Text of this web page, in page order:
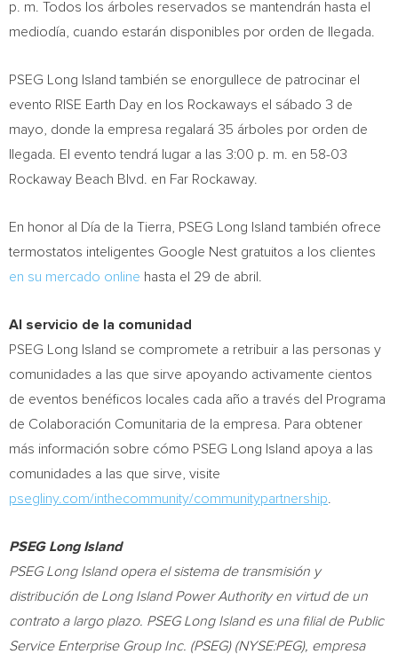
p. m. Todos los árboles reservados se mantendrán hasta el
mediodía, cuando estarán disponibles por orden de llegada.
PSEG Long Island también se enorgullece de patrocinar el
evento RISE Earth Day en los Rockaways el sábado 3 de
mayo, donde la empresa regalará 35 árboles por orden de
llegada. El evento tendrá lugar a las 3:00 p. m. en 58-03
Rockaway Beach Blvd. en Far Rockaway.
En honor al Día de la Tierra, PSEG Long Island también ofrece
termostatos inteligentes Google Nest gratuitos a los clientes
en su mercado online hasta el 29 de abril.
Al servicio de la comunidad
PSEG Long Island se compromete a retribuir a las personas y
comunidades a las que sirve apoyando activamente cientos
de eventos benéficos locales cada año a través del Programa
de Colaboración Comunitaria de la empresa. Para obtener
más información sobre cómo PSEG Long Island apoya a las
comunidades a las que sirve, visite
psegliny.com/inthecommunity/communitypartnership
PSEG Long Island
PSEG Long Island opera el sistema de transmisión y
distribución de Long Island Power Authority en virtud de un
contrato a largo plazo. PSEG Long Island es una filial de Public
Service Enterprise Group Inc. (PSEG) (NYSE:PEG), empresa